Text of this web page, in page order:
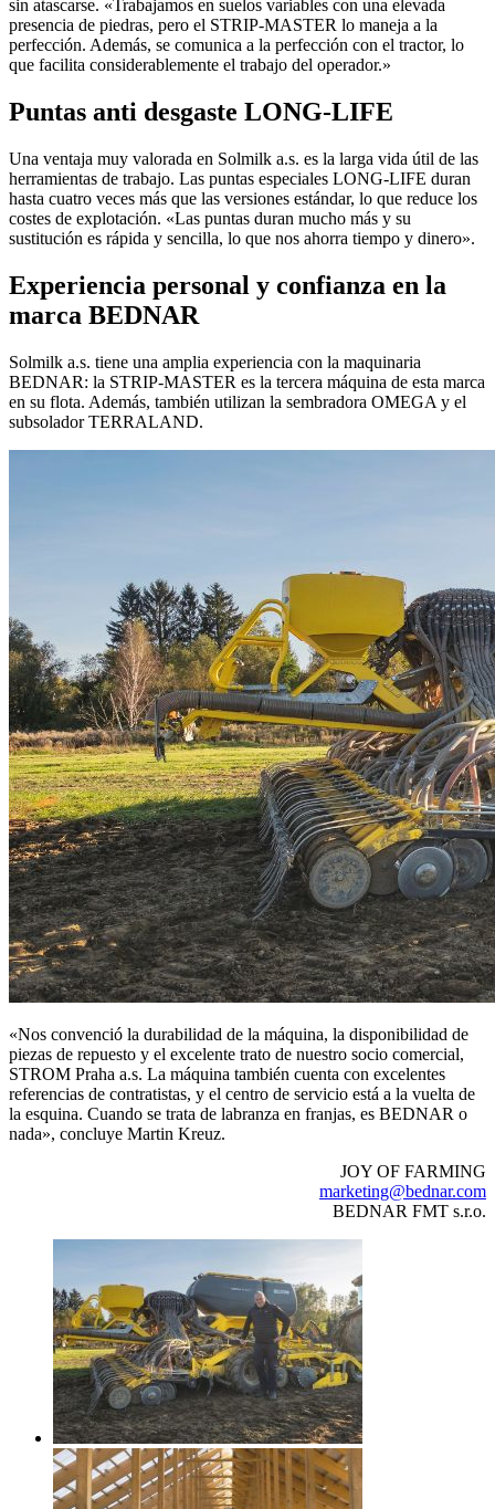
sin atascarse. «Trabajamos en suelos variables con una elevada
presencia de piedras, pero el STRIP-MASTER lo maneja a la
perfección. Además, se comunica a la perfección con el tractor, lo
que facilita considerablemente el trabajo del operador.»
Puntas anti desgaste LONG-LIFE
Una ventaja muy valorada en Solmilk a.s. es la larga vida útil de las
herramientas de trabajo. Las puntas especiales LONG-LIFE duran
hasta cuatro veces más que las versiones estándar, lo que reduce los
costes de explotación. «Las puntas duran mucho más y su
sustitución es rápida y sencilla, lo que nos ahorra tiempo y dinero».
Experiencia personal y confianza en la
marca BEDNAR
Solmilk a.s. tiene una amplia experiencia con la maquinaria
BEDNAR: la STRIP-MASTER es la tercera máquina de esta marca
en su flota. Además, también utilizan la sembradora OMEGA y el
subsolador TERRALAND.
«Nos convenció la durabilidad de la máquina, la disponibilidad de
piezas de repuesto y el excelente trato de nuestro socio comercial,
STROM Praha a.s. La máquina también cuenta con excelentes
referencias de contratistas, y el centro de servicio está a la vuelta de
la esquina. Cuando se trata de labranza en franjas, es BEDNAR o
nada», concluye Martin Kreuz.
JOY OF FARMING
marketing@bednar.com
BEDNAR FMT s.r.o.